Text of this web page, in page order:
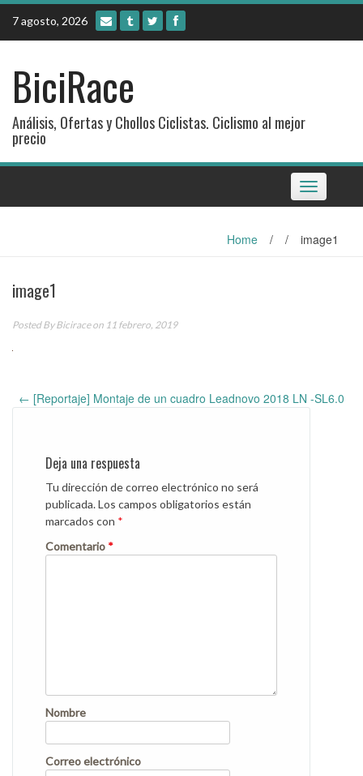
Skip
content
7 agosto, 2026
BiciRace
Análisis, Ofertas y Chollos Ciclistas. Ciclismo al mejor
precio
Toggle
navigation
Home / / image1
image1
Posted ByBiciraceon 11 febrero, 2019
Post
← [Reportaje] Montaje de un cuadro Leadnovo 2018 LN -SL6.0
Deja una respuesta
Tu dirección de correo electrónico no será
publicada.Los campos obligatorios están
marcados con *
Comentario *
Nombre
Correo electrónico